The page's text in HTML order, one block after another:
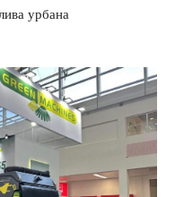
урбана